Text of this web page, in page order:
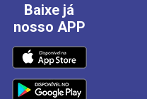
Baixe já
nosso APP